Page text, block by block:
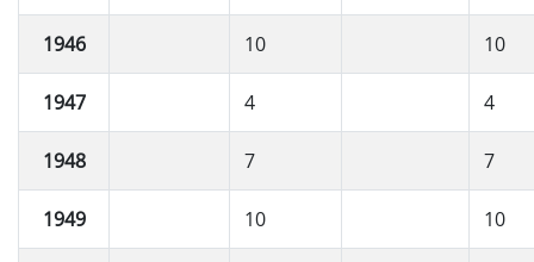
1946 10 10
1947 4 4
1948 7 7
1949 10 10